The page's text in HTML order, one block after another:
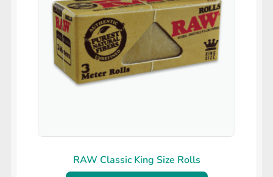
RAW Classic King Size Rolls